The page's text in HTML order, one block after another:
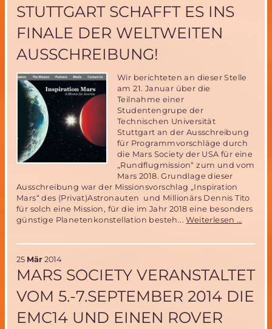
Falcon
STUTTGART SCHAFFT ES INS
FINALE DER WELTWEITEN
AUSSCHREIBUNG!
Wir berichteten an dieser Stelle
am 21. Januar über die
Teilnahme einer
Studentengrupe der
Technischen Universität
Stuttgart an der Ausschreibung
für Programmvorschläge durch
die Mars Society der USA für eine
„Rundflugmission“ zum und vom
Mars 2018. Grundlage dieser
Ausschreibung war der Missionsvorschlag „Inspiration
Mars“ des (Privat)Astronauten und Millionärs Dennis Tito
für solch eine Mission, für die im Jahr 2018 eine besonders
günstige Planetenkonstellation besteh...Weiterlesen …
es
25 Mär 2014
MARS SOCIETY VERANSTALTET
VOM 5.-7.SEPTEMBER 2014 DIE
EMC14 UND EINEN ROVER